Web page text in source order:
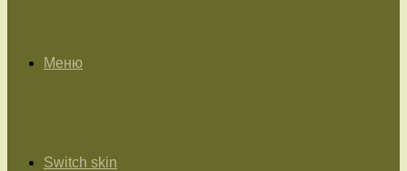
Меню
Switch skin